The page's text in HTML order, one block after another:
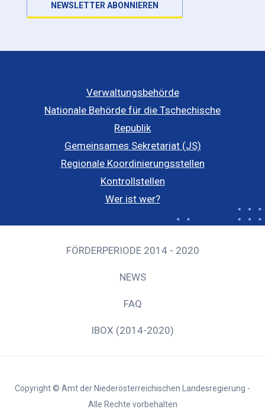
NEWSLETTER ABONNIEREN
Verwaltungsbehörde
Nationale Behörde für die Tschechische
Republik
Gemeinsames Sekretariat (JS)
Regionale Koordinierungsstellen
Kontrollstellen
Wer ist wer?
FÖRDERPERIODE 2014 - 2020
NEWS
FAQ
IBOX (2014-2020)
Copyright © Amt der Niederösterreichischen Landesregierung -
Alle Rechte vorbehalten